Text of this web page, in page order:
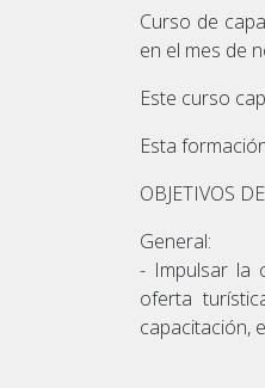
Curso de
en el mes de
Este curso
Esta
OBJETIVOS
General:
- Impulsar la
oferta
capacitación,